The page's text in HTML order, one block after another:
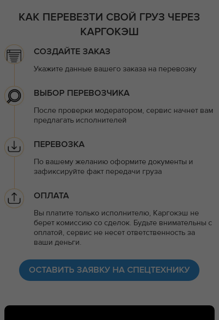
КАК ПЕРЕВЕЗТИ СВОЙ ГРУЗ ЧЕРЕЗ
КАРГОКЭШ
СОЗДАЙТЕ ЗАКАЗ
Укажите данные вашего заказа на перевозку
ВЫБОР ПЕРЕВОЗЧИКА
После проверки модератором, сервис начнет вам
предлагать исполнителей
ПЕРЕВОЗКА
По вашему желанию оформите документы и
зафиксируйте факт передачи груза
ОПЛАТА
Вы платите только исполнителю, Каргокэш не
берет комиссию со сделок. Будьте внимательны с
оплатой, сервис не несет ответственность за
ваши деньги.
ОСТАВИТЬ ЗАЯВКУ НА СПЕЦТЕХНИКУ